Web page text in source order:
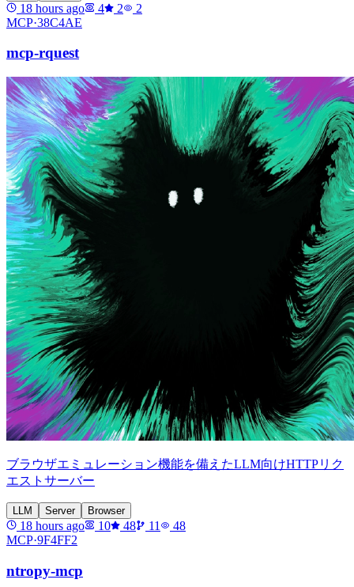
18 hours ago 4 2
2
MCP·38C4AE
mcp-rquest
ブラウザエミュレーション機能を備えたLLM向けHTTPリク
エストサーバー
LLM Server Browser
18 hours ago 10 48 11
48
MCP·9F4FF2
ntropy-mcp